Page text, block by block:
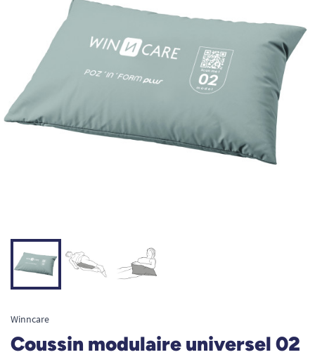
Winncare
Coussin modulaire universel 02